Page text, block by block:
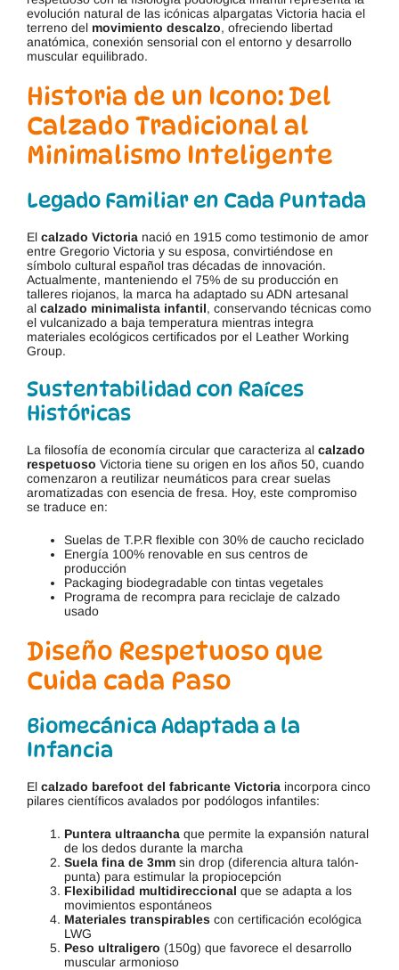
evolución natural de las icónicas alpargatas Victoria hacia el
terreno del movimiento descalzo, ofreciendo libertad
anatómica, conexión sensorial con el entorno y desarrollo
muscular equilibrado.
Historia de un Icono: Del
Calzado Tradicional al
Minimalismo Inteligente
Legado Familiar en Cada Puntada
El calzado Victoria nació en 1915 como testimonio de amor
entre Gregorio Victoria y su esposa, convirtiéndose en
símbolo cultural español tras décadas de innovación.
Actualmente, manteniendo el 75% de su producción en
talleres riojanos, la marca ha adaptado su ADN artesanal
al calzado minimalista infantil, conservando técnicas como
el vulcanizado a baja temperatura mientras integra
materiales ecológicos certificados por el Leather Working
Group.
Sustentabilidad con Raíces
Históricas
La filosofía de economía circular que caracteriza al calzado
respetuoso Victoria tiene su origen en los años 50, cuando
comenzaron a reutilizar neumáticos para crear suelas
aromatizadas con esencia de fresa. Hoy, este compromiso
se traduce en:
Suelas de T.P.R flexible con 30% de caucho reciclado
Energía 100% renovable en sus centros de
producción
Packaging biodegradable con tintas vegetales
Programa de recompra para reciclaje de calzado
usado
Diseño Respetuoso que
Cuida cada Paso
Biomecánica Adaptada a la
Infancia
El calzado barefoot del fabricante Victoria incorpora cinco
pilares científicos avalados por podólogos infantiles:
Puntera ultraancha que permite la expansión natural
de los dedos durante la marcha
Suela fina de 3mm sin drop (diferencia altura talón-
punta) para estimular la propiocepción
Flexibilidad multidireccional que se adapta a los
movimientos espontáneos
Materiales transpirables con certificación ecológica
LWG
Peso ultraligero (150g) que favorece el desarrollo
muscular armonioso